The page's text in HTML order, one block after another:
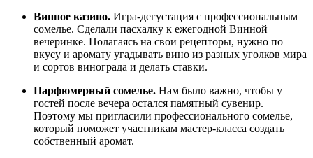
Винное казино. Игра-дегустация с профессиональным
сомелье. Сделали пасхалку к ежегодной Винной
вечеринке. Полагаясь на свои рецепторы, нужно по
вкусу и аромату угадывать вино из разных уголков мира
и сортов винограда и делать ставки.
Парфюмерный сомелье. Нам было важно, чтобы у
гостей после вечера остался памятный сувенир.
Поэтому мы пригласили профессионального сомелье,
который поможет участникам мастер-класса создать
собственный аромат.